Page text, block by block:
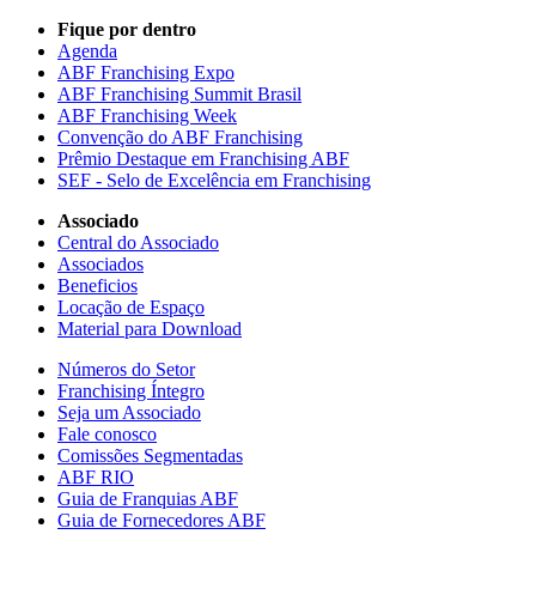
Fique por dentro
Agenda
ABF Franchising Expo
ABF Franchising Summit Brasil
ABF Franchising Week
Convenção do ABF Franchising
Prêmio Destaque em Franchising ABF
SEF - Selo de Excelência em Franchising
Associado
Central do Associado
Associados
Beneficios
Locação de Espaço
Material para Download
Números do Setor
Franchising Íntegro
Seja um Associado
Fale conosco
Comissões Segmentadas
ABF RIO
Guia de Franquias ABF
Guia de Fornecedores ABF